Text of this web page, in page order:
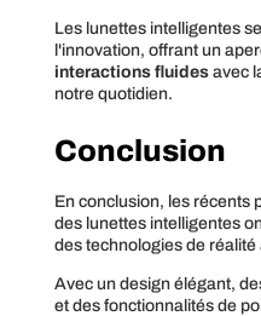
Les lunettes intelligentes
l'innovation, offrant un
interactions fluidesavec
notre quotidien.
Conclusion
En conclusion, les récents
des lunettes intelligentes
des technologies de
Avec un design élégant,
et des fonctionnalités de